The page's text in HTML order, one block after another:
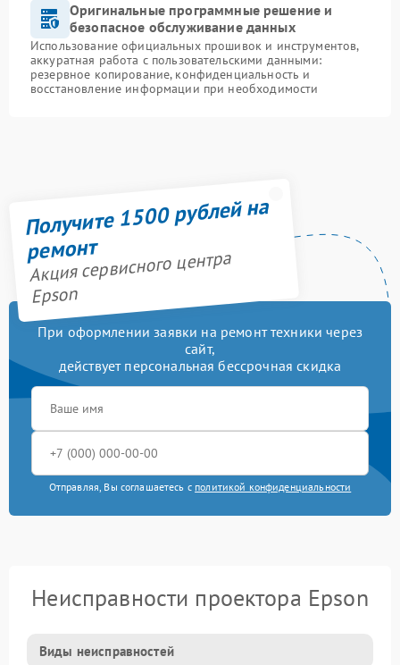
Оригинальные программные решение и
безопасное обслуживание данных
Использование официальных прошивок и инструментов,
аккуратная работа с пользовательскими данными:
резервное копирование, конфиденциальность и
восстановление информации при необходимости
Получите 1500 рублей на
ремонт
Акция сервисного центра
Epson
При оформлении заявки на ремонт техники через
сайт,
действует персональная бессрочная скидка
Отправляя, Вы соглашаетесь с политикой конфиденциальности
Неисправности проектора Epson
Виды неисправностей